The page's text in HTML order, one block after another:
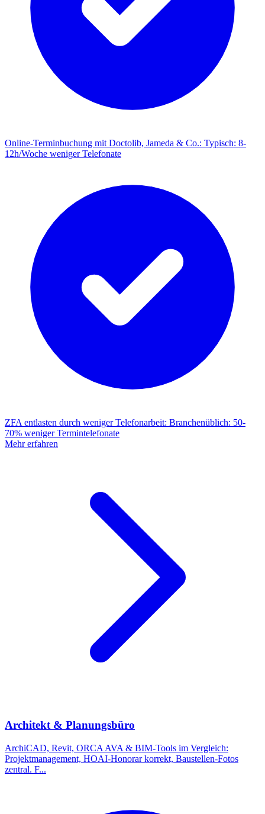
Online-Terminbuchung mit Doctolib, Jameda & Co.: Typisch: 8-
12h/Woche weniger Telefonate
ZFA entlasten durch weniger Telefonarbeit: Branchenüblich: 50-
70% weniger Termintelefonate
Mehr erfahren
Architekt & Planungsbüro
ArchiCAD, Revit, ORCA AVA & BIM-Tools im Vergleich:
Projektmanagement, HOAI-Honorar korrekt, Baustellen-Fotos
zentral. F...